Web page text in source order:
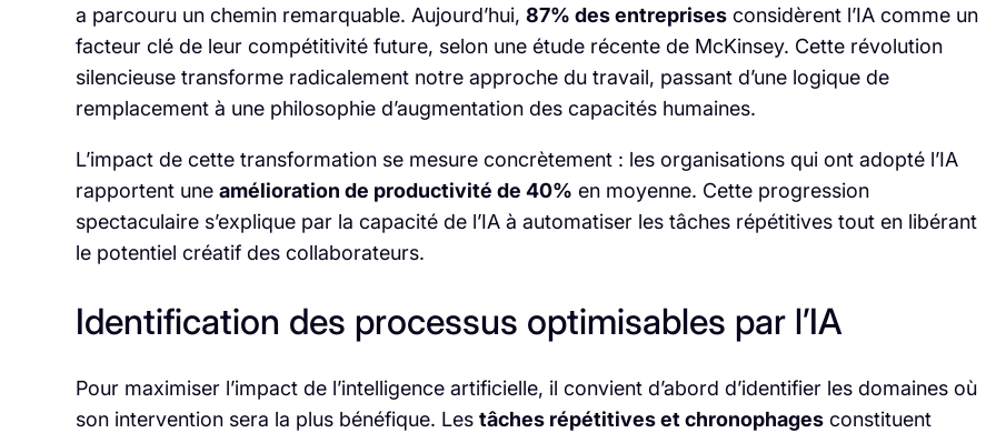
a parcouru un chemin remarquable. Aujourd’hui, 87% des entreprisesconsidèrent l’IA comme un
facteur clé de leur compétitivité future, selon une étude récente de McKinsey. Cette révolution
silencieuse transforme radicalement notre approche du travail, passant d’une logique de
remplacement à une philosophie d’augmentation des capacités humaines.
L’impact de cette transformation se mesure concrètement : les organisations qui ont adopté l’IA
rapportent une amélioration de productivité de 40% en moyenne. Cette progression
spectaculaire s’explique par la capacité de l’IA à automatiser les tâches répétitives tout en libérant
le potentiel créatif des collaborateurs.
Identification des processus optimisables par l’IA
Pour maximiser l’impact de l’intelligence artificielle, il convient d’abord d’identifier les domaines où
son intervention sera la plus bénéfique. Les tâches répétitives et chronophagesconstituent